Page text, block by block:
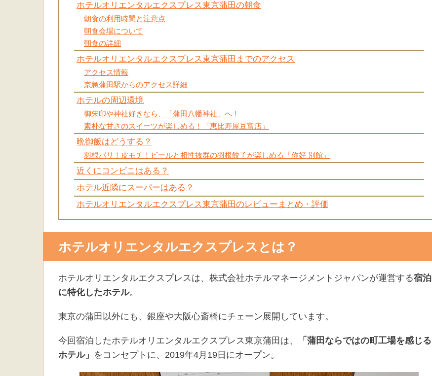
ホテルオリエンタルエクスプレス東京蒲田の朝食
朝食の利用時間と注意点
朝食会場について
朝食の詳細
ホテルオリエンタルエクスプレス東京蒲田までのアクセス
アクセス情報
京急蒲田駅からのアクセス詳細
ホテルの周辺環境
御朱印や神社好きなら、「蒲田八幡神社」へ！
素朴な甘さのスイーツが楽しめる！「恵比寿屋豆富店」
晩御飯はどうする？
羽根パリ！皮モチ！ビールと相性抜群の羽根餃子が楽しめる「你好 別館」
近くにコンビニはある？
ホテル近隣にスーパーはある？
ホテルオリエンタルエクスプレス東京蒲田のレビューまとめ・評価
ホテルオリエンタルエクスプレスとは？
ホテルオリエンタルエクスプレスは、株式会社ホテルマネージメントジャパンが運営する宿泊
に特化したホテル。
東京の蒲田以外にも、銀座や大阪心斎橋にチェーン展開しています。
今回宿泊したホテルオリエンタルエクスプレス東京蒲田は、
「蒲田ならではの町工場を感じる
ホテル」 をコンセプトに、2019年4月19日にオープン。